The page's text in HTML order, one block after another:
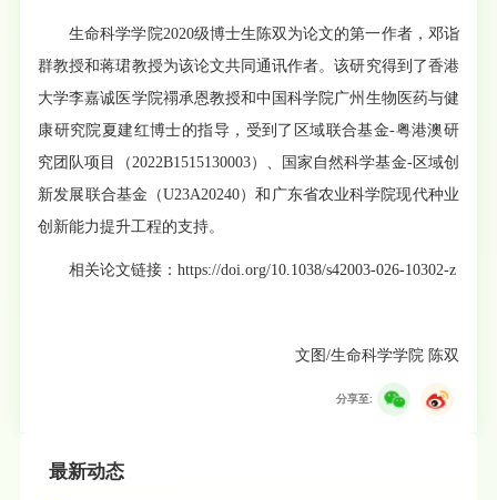
生命科学学院2020级博士生陈双为论文的第一作者，邓诣
群教授和蒋珺教授为该论文共同通讯作者。该研究得到了香港
大学李嘉诚医学院禤承恩教授和中国科学院广州生物医药与健
康研究院夏建红博士的指导，受到了区域联合基金-粤港澳研
究团队项目（2022B1515130003）、国家自然科学基金-区域创
新发展联合基金（U23A20240）和广东省农业科学院现代种业
创新能力提升工程的支持。
相关论文链接：https://doi.org/10.1038/s42003-026-10302-z
文 图/生命科学学院 陈双
分享至:
最新动态